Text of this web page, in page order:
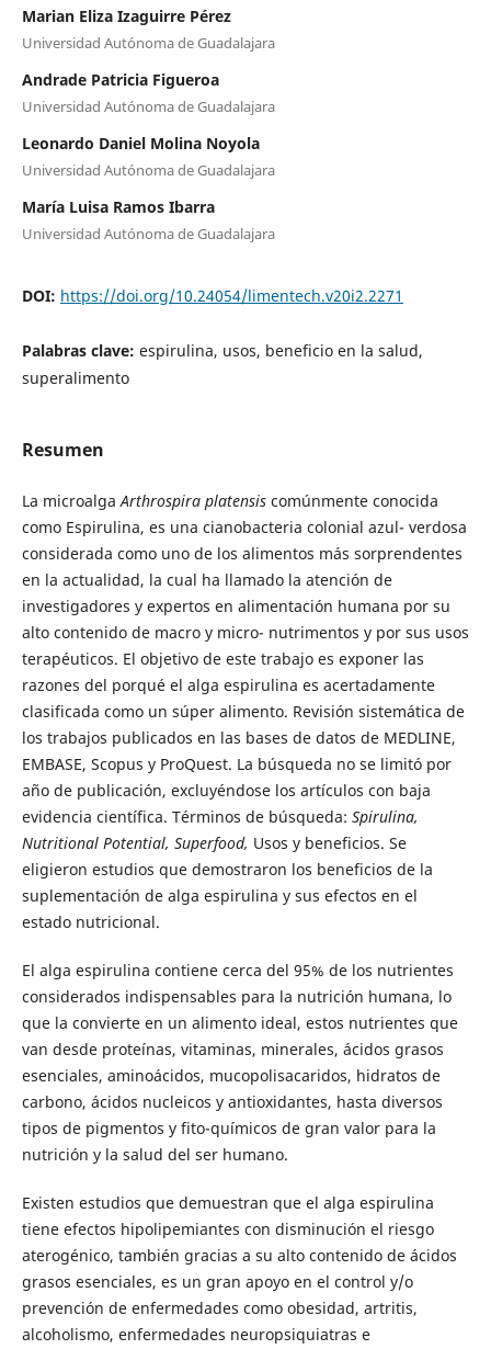
Marian Eliza Izaguirre Pérez
Universidad Autónoma de Guadalajara
Andrade Patricia Figueroa
Universidad Autónoma de Guadalajara
Leonardo Daniel Molina Noyola
Universidad Autónoma de Guadalajara
María Luisa Ramos Ibarra
Universidad Autónoma de Guadalajara
DOI: https://doi.org/10.24054/limentech.v20i2.2271
Palabras clave: espirulina, usos, beneficio en la salud,
superalimento
Resumen
La microalgaArthrospira platensis comúnmente conocida
como Espirulina, es una cianobacteria colonial azul- verdosa
considerada como uno de los alimentos más sorprendentes
en la actualidad, la cual ha llamado la atención de
investigadores y expertos en alimentación humana por su
alto contenido de macro y micro- nutrimentos y por sus usos
terapéuticos. El objetivo de este trabajo es exponer las
razones del porqué el alga espirulina es acertadamente
clasificada como un súper alimento. Revisión sistemática de
los trabajos publicados en las bases de datos de MEDLINE,
EMBASE, Scopus y ProQuest. La búsqueda no se limitó por
año de publicación, excluyéndose los artículos con baja
evidencia científica. Términos de búsqueda: Spirulina,
Nutritional Potential, Superfood, Usos y beneficios. Se
eligieron estudios que demostraron los beneficios de la
suplementación de alga espirulina y sus efectos en el
estado nutricional.
El alga espirulina contiene cerca del 95% de los nutrientes
considerados indispensables para la nutrición humana, lo
que la convierte en un alimento ideal, estos nutrientes que
van desde proteínas, vitaminas, minerales, ácidos grasos
esenciales, aminoácidos, mucopolisacaridos, hidratos de
carbono, ácidos nucleicos y antioxidantes, hasta diversos
tipos de pigmentos y fito-químicos de gran valor para la
nutrición y la salud del ser humano.
Existen estudios que demuestran que el alga espirulina
tiene efectos hipolipemiantes con disminución el riesgo
aterogénico, también gracias a su alto contenido de ácidos
grasos esenciales, es un gran apoyo en el control y/o
prevención de enfermedades como obesidad, artritis,
alcoholismo, enfermedades neuropsiquiatras e